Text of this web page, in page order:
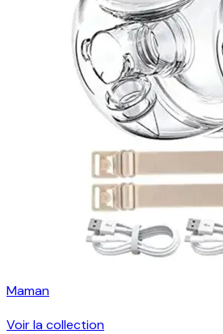
Maman
Voir la collection